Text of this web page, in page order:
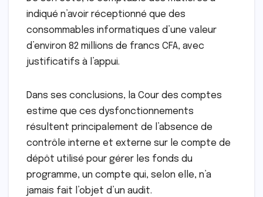
indiqué n’avoir réceptionné que des
consommables informatiques d’une valeur
d’environ 82 millions de francs CFA, avec
justificatifs à l’appui.
Dans ses conclusions, la Cour des comptes
estime que ces dysfonctionnements
résultent principalement de l’absence de
contrôle interne et externe sur le compte de
dépôt utilisé pour gérer les fonds du
programme, un compte qui, selon elle, n’a
jamais fait l’objet d’un audit.